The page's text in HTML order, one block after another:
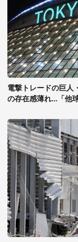
電撃トレードの巨人
の存在感薄れ...「他